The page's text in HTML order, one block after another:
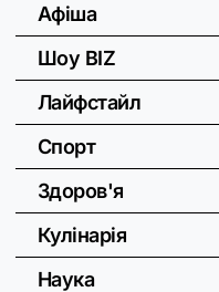
Афіша
Шоу BIZ
Лайфстайл
Спорт
Здоров'я
Кулінарія
Наука